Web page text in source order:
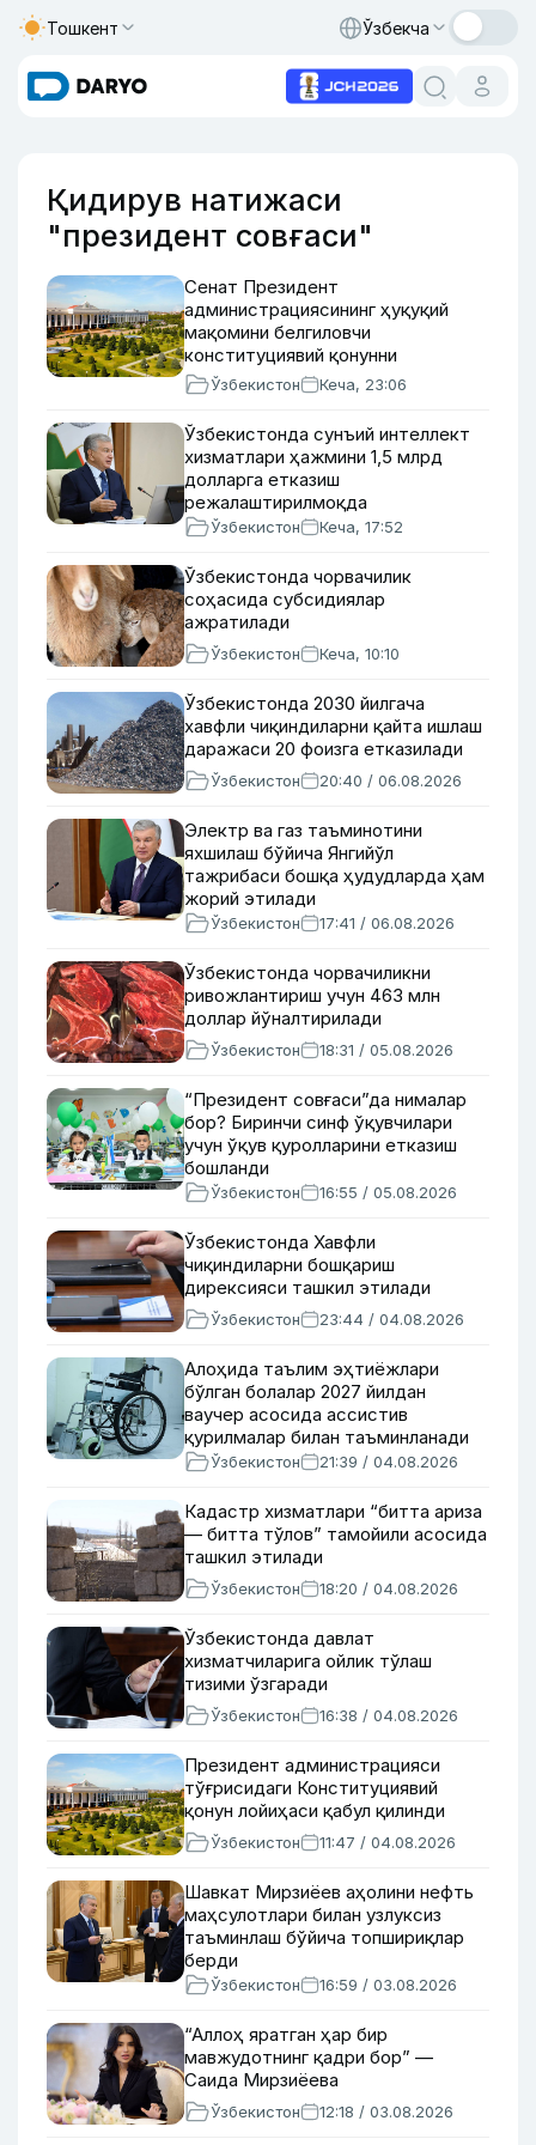
Тошкент Ўзбекча
Қидирув натижаси
"президент совғаси"
Сенат Президент
администрациясининг ҳуқуқий
мақомини белгиловчи
конституциявий қонунни
маъқуллади
Ўзбекистон Кеча, 23:06
Ўзбекистонда сунъий интеллект
хизматлари ҳажмини 1,5 млрд
долларга етказиш
режалаштирилмоқда
Ўзбекистон Кеча, 17:52
Ўзбекистонда чорвачилик
соҳасида субсидиялар
ажратилади
Ўзбекистон Кеча, 10:10
Ўзбекистонда 2030 йилгача
хавфли чиқиндиларни қайта ишлаш
даражаси 20 фоизга етказилади
Ўзбекистон 20:40 / 06.08.2026
Электр ва газ таъминотини
яхшилаш бўйича Янгийўл
тажрибаси бошқа ҳудудларда ҳам
жорий этилади
Ўзбекистон 17:41 / 06.08.2026
Ўзбекистонда чорвачиликни
ривожлантириш учун 463 млн
доллар йўналтирилади
Ўзбекистон 18:31 / 05.08.2026
“Президент совғаси”да нималар
бор? Биринчи синф ўқувчилари
учун ўқув қуролларини етказиш
бошланди
Ўзбекистон 16:55 / 05.08.2026
Ўзбекистонда Хавфли
чиқиндиларни бошқариш
дирексияси ташкил этилади
Ўзбекистон 23:44 / 04.08.2026
Алоҳида таълим эҳтиёжлари
бўлган болалар 2027 йилдан
ваучер асосида ассистив
қурилмалар билан таъминланади
Ўзбекистон 21:39 / 04.08.2026
Кадастр хизматлари “битта ариза
— битта тўлов” тамойили асосида
ташкил этилади
Ўзбекистон 18:20 / 04.08.2026
Ўзбекистонда давлат
хизматчиларига ойлик тўлаш
тизими ўзгаради
Ўзбекистон 16:38 / 04.08.2026
Президент администрацияси
тўғрисидаги Конституциявий
қонун лойиҳаси қабул қилинди
Ўзбекистон 11:47 / 04.08.2026
Шавкат Мирзиёев аҳолини нефть
маҳсулотлари билан узлуксиз
таъминлаш бўйича топшириқлар
берди
Ўзбекистон 16:59 / 03.08.2026
“Аллоҳ яратган ҳар бир
мавжудотнинг қадри бор” —
Саида Мирзиёева
Ўзбекистон 12:18 / 03.08.2026